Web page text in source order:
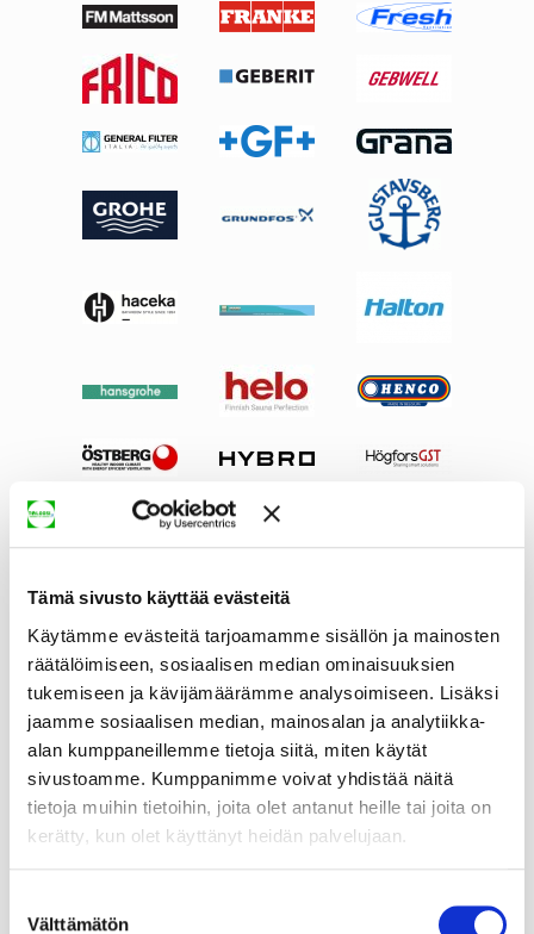
Tämä sivusto käyttää evästeitä
Käytämme evästeitä tarjoamamme sisällön ja mainosten
räätälöimiseen, sosiaalisen median ominaisuuksien
tukemiseen ja kävijämäärämme analysoimiseen. Lisäksi
jaamme sosiaalisen median, mainosalan ja analytiikka-
alan kumppaneillemme tietoja siitä, miten käytät
sivustoamme. Kumppanimme voivat yhdistää näitä
tietoja muihin tietoihin, joita olet antanut heille tai joita on
kerätty, kun olet käyttänyt heidän palvelujaan.
valinta
Välttämätön